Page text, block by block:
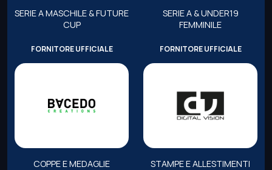
SERIE A MASCHILE & FUTURE
CUP
SERIE A & UNDER19
FEMMINILE
FORNITORE UFFICIALE
COPPE E MEDAGLIE
FORNITORE UFFICIALE
STAMPE E ALLESTIMENTI